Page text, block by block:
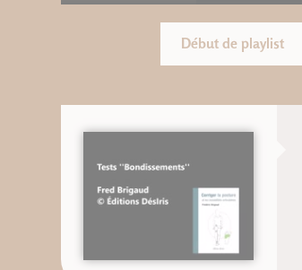
Début de playlist